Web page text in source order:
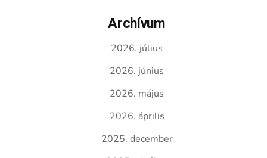
Archívum
2026. július
2026. június
2026. május
2026. április
2025. december